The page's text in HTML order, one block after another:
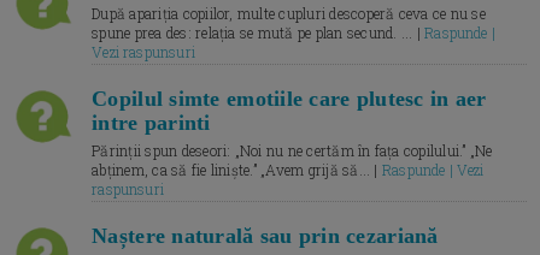
După apariția copiilor, multe cupluri descoperă ceva ce nu se
spune prea des: relația se mută pe plan secund. ... |Raspunde |
Vezi raspunsuri
Copilul simte emotiile care plutesc in aer
intre parinti
Părinții spun deseori: „Noi nu ne certăm în fața copilului.” „Ne
abținem, ca să fie liniște.” „Avem grijă să... | Raspunde | Vezi
raspunsuri
Naștere naturală sau prin cezariană